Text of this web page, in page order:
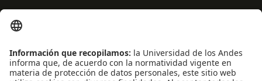
Convivencia y transparencia
Emergencias: Extensión 0000
Eventos destacados